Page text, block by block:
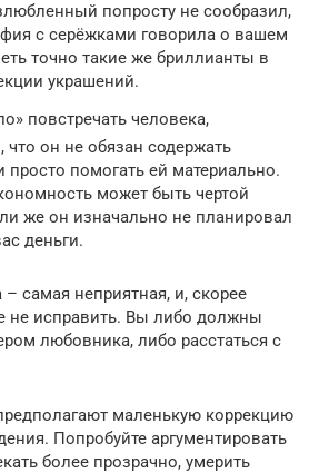
попросту не сообразил,
с серёжками говорила о вашем
точно такие же бриллианты в
украшений.
повстречать человека,
что он не обязан содержать
просто помогать ей материально.
может быть чертой
же он изначально не планировал
деньги.
самая неприятная, и, скорее
не исправить. Вы либо должны
любовника, либо расстаться с
маленькую коррекцию
Попробуйте аргументировать
более прозрачно, умерить